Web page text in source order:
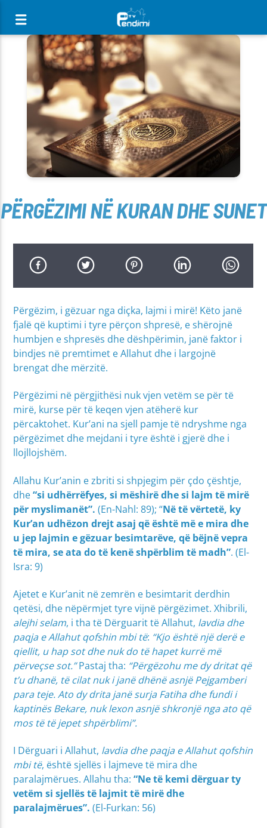
[There are no radio stations in the database]
PËRGËZIMI NË KURAN DHE SUNET
Përgëzim, i gëzuar nga diçka, lajmi i mirë! Këto janë
fjalë që kuptimi i tyre përçon shpresë, e shërojnë
humbjen e shpresës dhe dëshpërimin, janë faktor i
bindjes në premtimet e Allahut dhe i largojnë
brengat dhe mërzitë.
Përgëzimi në përgjithësi nuk vjen vetëm se për të
mirë, kurse për të keqen vjen atëherë kur
përcaktohet. Kur’ani na sjell pamje të ndryshme nga
përgëzimet dhe mejdani i tyre është i gjerë dhe i
llojllojshëm.
Allahu Kur’anin e zbriti si shpjegim për çdo çështje,
dhe“si udhërrëfyes, si mëshirë dhe si lajm të mirë
për myslimanët”. (En-Nahl: 89); “Në të vërtetë, ky
Kur’an udhëzon drejt asaj që është më e mira dhe
u jep lajmin e gëzuar besimtarëve, që bëjnë vepra
të mira, se ata do të kenë shpërblim të madh”. (El-
Isra: 9)
Ajetet e Kur’anit në zemrën e besimtarit derdhin
qetësi, dhe nëpërmjet tyre vijnë përgëzimet. Xhibrili,
alejhi selam, i tha të Dërguarit të Allahut, lavdia dhe
paqja e Allahut qofshin mbi të: “Kjo është një derë e
qiellit, u hap sot dhe nuk do të hapet kurrë më
përveçse sot.”Pastaj tha: “Përgëzohu me dy dritat që
t’u dhanë, të cilat nuk i janë dhënë asnjë Pejgamberi
para teje. Ato dy drita janë surja Fatiha dhe fundi i
kaptinës Bekare, nuk lexon asnjë shkronjë nga ato që
mos të të jepet shpërblimi”.
I Dërguari i Allahut, lavdia dhe paqja e Allahut qofshin
mbi të, është sjellës i lajmeve të mira dhe
paralajmërues. Allahu tha:“Ne të kemi dërguar ty
vetëm si sjellës të lajmit të mirë dhe
paralajmërues”.(El-Furkan: 56)